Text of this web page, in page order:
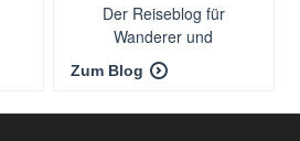
Der Reiseblog für
Wanderer und
Outdoorfreunde
Zum Blog